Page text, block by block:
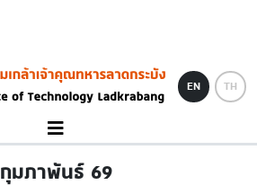
EN TH
กุมภาพันธ์ 69